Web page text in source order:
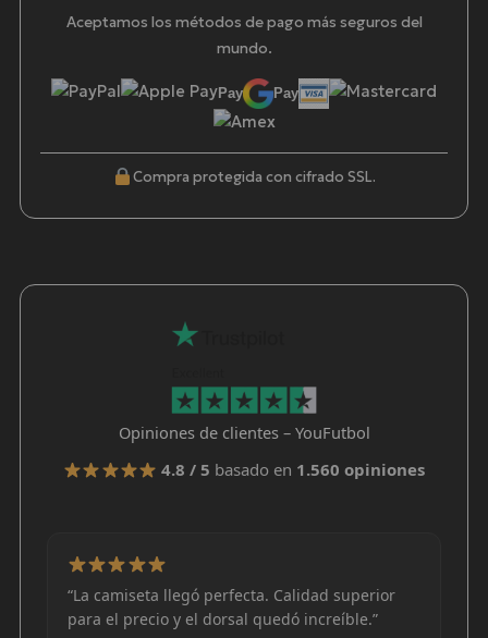
Aceptamos los métodos de pago más seguros del
mundo.
Pay Pay
Compra protegida con cifrado SSL.
Opiniones de clientes – YouFutbol
4.8 / 5 basado en 1.560 opiniones
“La camiseta llegó perfecta. Calidad superior
para el precio y el dorsal quedó increíble.”